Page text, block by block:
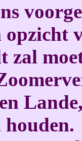
zal
houden.